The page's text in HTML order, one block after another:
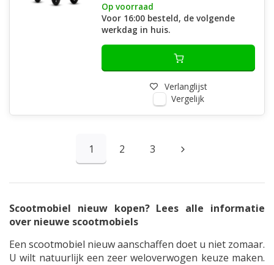
Op voorraad
Voor 16:00 besteld, de volgende
werkdag in huis.
Verlanglijst
Vergelijk
1 2 3
Scootmobiel nieuw kopen? Lees alle informatie
over nieuwe scootmobiels
Een scootmobiel nieuw aanschaffen doet u niet zomaar.
U wilt natuurlijk een zeer weloverwogen keuze maken.